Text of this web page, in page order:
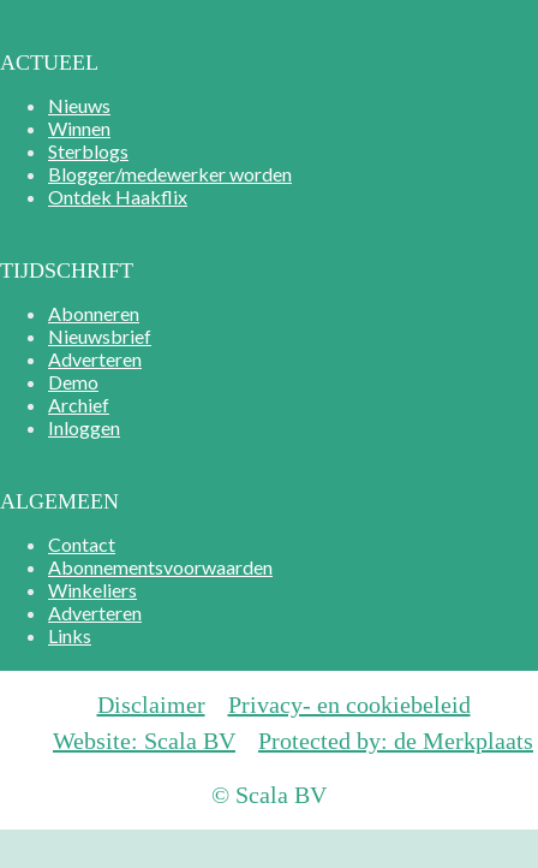
ACTUEEL
Nieuws
Winnen
Sterblogs
Blogger/medewerker worden
Ontdek Haakflix
TIJDSCHRIFT
Abonneren
Nieuwsbrief
Adverteren
Demo
Archief
Inloggen
ALGEMEEN
Contact
Abonnementsvoorwaarden
Winkeliers
Adverteren
Links
Disclaimer
Privacy- en cookiebeleid
Website: Scala BV
Protected by: de Merkplaats
© Scala BV